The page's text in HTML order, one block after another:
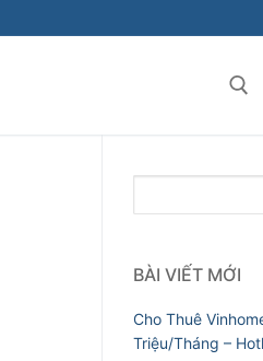
kiếm
BÀI VIẾT MỚI
Cho Thuê
Triệu/Tháng –